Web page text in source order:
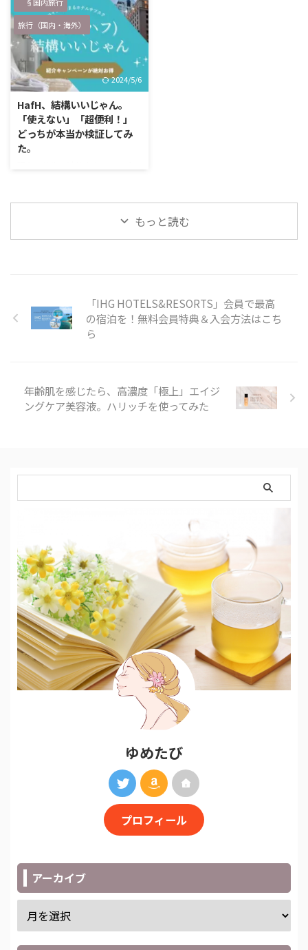
の？」 「よくそんな所を知って
るね！」 国内・海外旅行ともに
同じですが、まず「ガイドブッ
ク」を入手します。 行きたいと
こをざっと調べたら、今度はSNS
でリサーチ。 そして現地に付い
そして宿に着いたら、ホテルが用
意しているガイドブックやマップ
を入手。 このホテルお手製のマ
ップやガイドブック、 そしてロ
旅行（国内・海外）
2024/5/6
HafH、結構いいじゃん。
「使えない」「超便利！」
どっちが本当か検証してみ
た。
います。 第二弾を楽しみにしつ
つ、第二弾に飛び乗れるように是
フ)」 ・ホテルのサブスク ・コイ
ンでホテルに泊まれる ・星野リ
ゾートに泊まれる ・土日祝も平
もっと読む
「IHG HOTELS&RESORTS」会員で最高
の宿泊を！無料会員特典＆入会方法はこち
ら
年齢肌を感じたら、高濃度「極上」エイジ
ングケア美容液。ハリッチを使ってみた
ゆめたび
プロフィール
アーカイブ